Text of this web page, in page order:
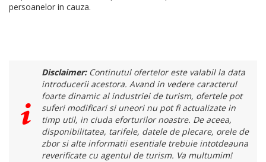
persoanelor in cauza.
Disclaimer:Continutul ofertelor este valabil la data
introducerii acestora. Avand in vedere caracterul
foarte dinamic al industriei de turism, ofertele pot
suferi modificari si uneori nu pot fi actualizate in
timp util, in ciuda eforturilor noastre. De aceea,
disponibilitatea, tarifele, datele de plecare, orele de
zbor si alte informatii esentiale trebuie intotdeauna
reverificate cu agentul de turism. Va multumim!